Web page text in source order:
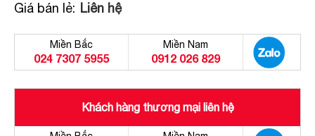
Giá bán lẻ: Liên hệ
Miền Bắc
024 7307 5955
Miền Nam
0912 026 829
Khách hàng thương mại liên hệ